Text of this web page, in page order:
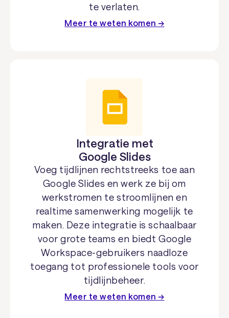
te verlaten.
Meer te weten komen →
Integratie met
Google Slides
Voeg tijdlijnen rechtstreeks toe aan
Google Slides en werk ze bij om
werkstromen te stroomlijnen en
realtime samenwerking mogelijk te
maken. Deze integratie is schaalbaar
voor grote teams en biedt Google
Workspace-gebruikers naadloze
toegang tot professionele tools voor
tijdlijnbeheer.
Meer te weten komen →